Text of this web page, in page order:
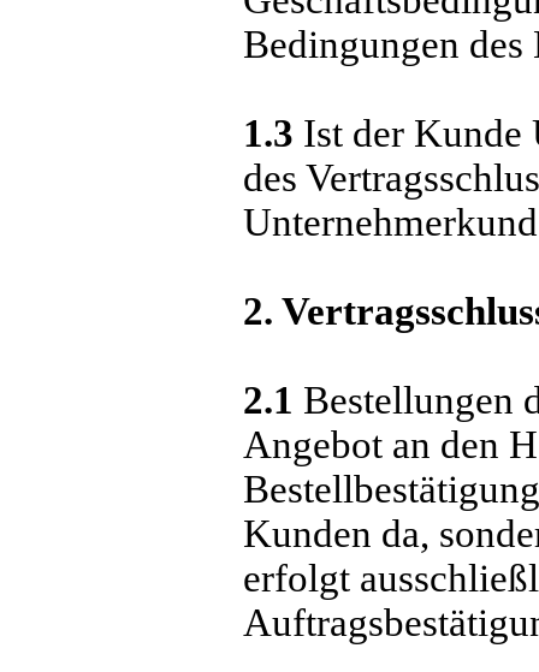
Bedingungen
1.3 Ist der Kunde
des
2.
2.1 Bestellungen
Angebot an den
Kunden da,
erfolgt